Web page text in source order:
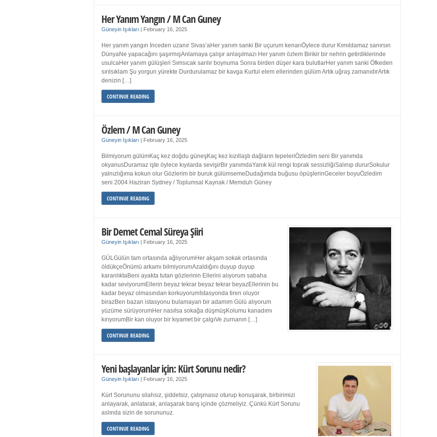
Her Yanım Yangın / M Can Guney
Güneyin Işıkları February 16, 2025
Her yanım yangın İnceden uzanır Sivas’aHer yanım sanki Bir uçurum kenarıÖylece durur Kımıldamaz sanırsın
DünyaNe yapacağını şaşırmışAnlamaya çalışır anlaşılmazı Her yanım özlem Birikir bir nehrin getirdiklerinde
usulcaHer yanım gülüşleri Sımsıcak sarılır boynuma Sonra birden düşer kara bulutlarHer yanım sanki Öfkeden
sırılsıklam Şu yorgun yürekte Durdurulamaz bir kavga Kurtul elem ellerinden gülüm Artık uğraş zamanıdırArtık
denizin […]
CONTINUE READING
Özlem / M Can Guney
Güneyin Işıkları February 16, 2025
Bilmiyorum gülümKaç kez doğdu güneşKaç kez kızıllaştı dağların tepeleriÖzledim seni Bir yanımda
okyanusDuramaz işte öylece kıyılarda sevişirBir yanımdaYanık kül rengi toprak sessizliğiSalınıp dururSokulur
yalnızlığıma kokun olur Gözlerim bir buruk gülümsemeDudağımda buğusu öpüşlerinGeceler boyuÖzledim
seni 2004 Haziran Sydney / Toplumsal Kaynak / Memduh Güney
CONTINUE READING
Bir Demet Cemal Süreya Şiiri
Güneyin Işıkları February 16, 2025
GÜLGülün tam ortasında ağlıyorumHer akşam sokak ortasında
öldükçeÖnümü arkamı bilmiyorumAzaldığını duyup duyup
karanlıktaBeni ayakta tutan gözlerinin Ellerini alıyorum sabaha
kadar seviyorumEllerin beyaz tekrar beyaz tekrar beyazEllerinin bu
kadar beyaz olmasından korkuyorumİstasyonda tiren oluyor
birazBen bazan istasyonu bulamayan bir adamım Gülü alıyorum
yüzüme sürüyorumHer nasılsa sokağa düşmüşKolumu kanadımı
kırıyorumBir kan oluyor bir kıyamet bir çalgıVe zurnanın […]
CONTINUE READING
Yeni başlayanlar için: Kürt Sorunu nedir?
Güneyin Işıkları February 16, 2025
Kürt Sorununu silahsız, şiddetsiz, çatışmasız oturup konuşarak, birbirimizi
anlayarak, anlatarak, anlaşarak barış içinde çözmeliyiz. Çünkü Kürt Sorunu
aslında sizin de sorununuz.
CONTINUE READING